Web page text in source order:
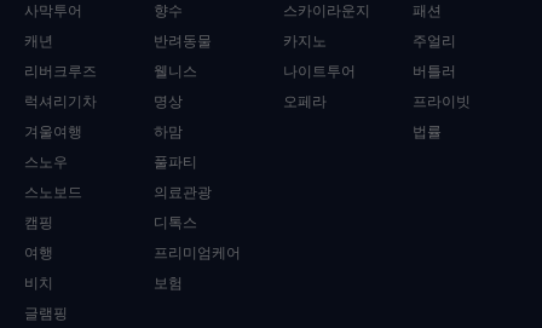
사막투어
캐년
리버크루즈
럭셔리기차
겨울여행
스노우
스노보드
캠핑
여행
비치
글램핑
향수
반려동물
웰니스
명상
하맘
풀파티
의료관광
디톡스
프리미엄케어
보험
스카이라운지
카지노
나이트투어
오페라
패션
주얼리
버틀러
프라이빗
법률